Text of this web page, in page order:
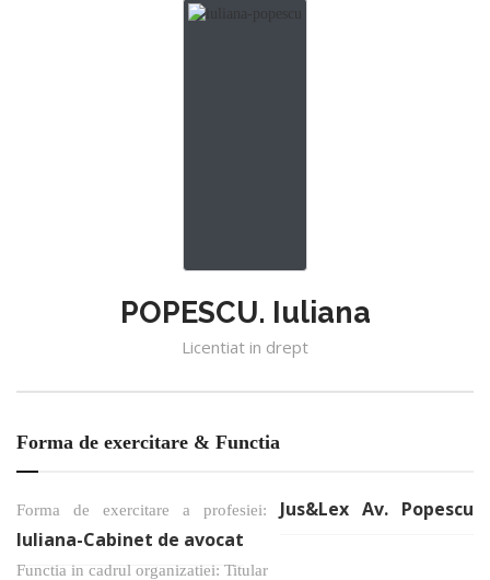
POPESCU. Iuliana
Licentiat in drept
Forma de exercitare & Functia
Forma de exercitare a profesiei: Jus&Lex Av. Popescu
Iuliana-Cabinet de avocat
Functia in cadrul organizatiei: Titular